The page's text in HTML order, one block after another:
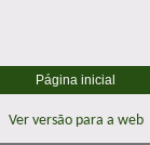
Página inicial
Ver versão para a web